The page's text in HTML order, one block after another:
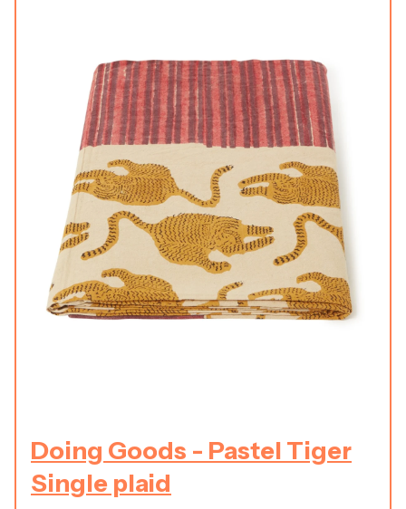
Doing Goods - Pastel Tiger
Single plaid